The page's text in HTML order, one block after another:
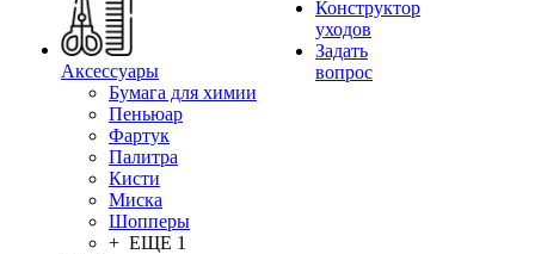
Аксессуары
Бумага для химии
Пеньюар
Фартук
Палитра
Кисти
Миска
Шопперы
+ ЕЩЕ 1
Конструктор
уходов
Задать
вопрос